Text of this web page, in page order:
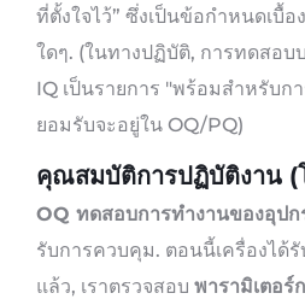
ที่ตั้งใจไว้” ซึ่งเป็นข้อกำหนดเบื้
ใดๆ. (ในทางปฏิบัติ, การทดสอบ
IQ เป็นรายการ "พร้อมสำหรับ
ยอมรับจะอยู่ใน OQ/PQ)
คุณสมบัติการปฏิบัติงาน (
OQ ทดสอบการทำงานของอุป
รับการควบคุม. ตอนนี้เครื่องได้
แล้ว, เราตรวจสอบ พารามิเตอร์